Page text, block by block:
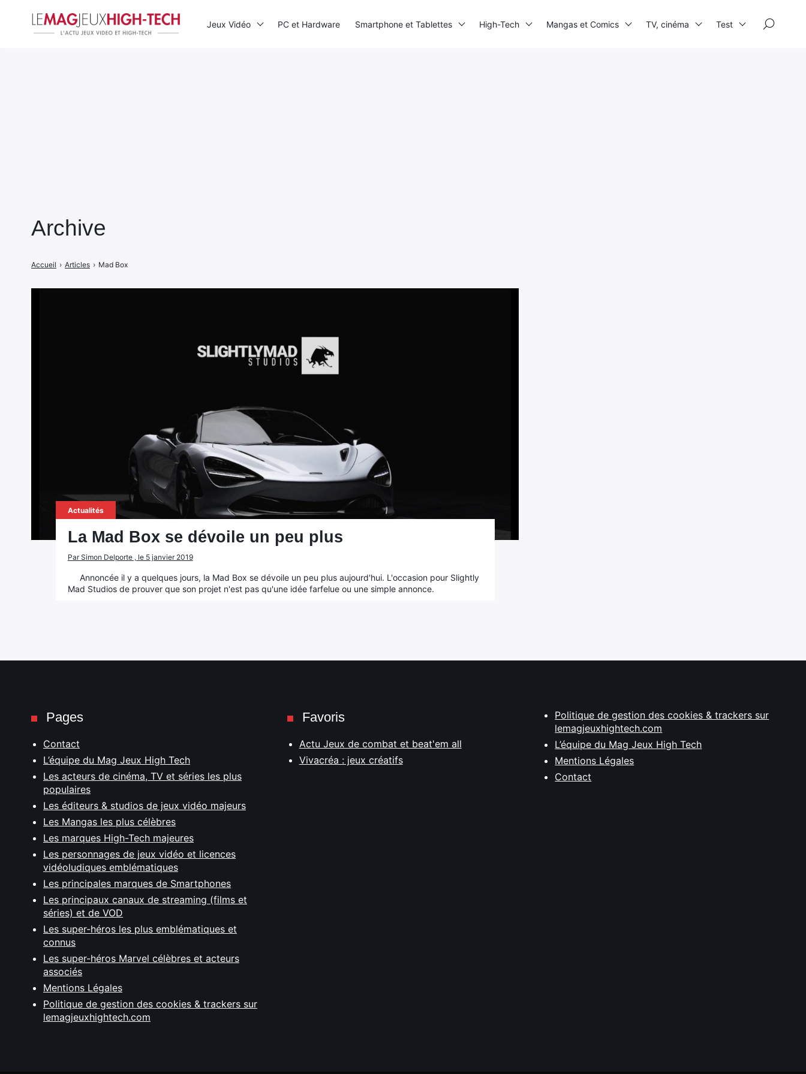
Archive
Accueil › Articles › Mad Box
Actualités
La Mad Box se dévoile un peu plus
Par Simon Delporte , le 5 janvier 2019
Annoncée il y a quelques jours, la Mad Box se dévoile un peu plus aujourd'hui. L'occasion pour Slightly
Mad Studios de prouver que son projet n'est pas qu'une idée farfelue ou une simple annonce.
Jeux Vidéo PC et Hardware Smartphone et Tablettes High-Tech Mangas et Comics TV, cinéma Test
Pages
Contact
L’équipe du Mag Jeux High Tech
Les acteurs de cinéma, TV et séries les plus
populaires
Les éditeurs & studios de jeux vidéo majeurs
Les Mangas les plus célèbres
Les marques High-Tech majeures
Les personnages de jeux vidéo et licences
vidéoludiques emblématiques
Les principales marques de Smartphones
Les principaux canaux de streaming (films et
séries) et de VOD
Les super-héros les plus emblématiques et
connus
Les super-héros Marvel célèbres et acteurs
associés
Mentions Légales
Politique de gestion des cookies & trackers sur
lemagjeuxhightech.com
Favoris
Actu Jeux de combat et beat'em all
Vivacréa : jeux créatifs
Politique de gestion des cookies & trackers sur
lemagjeuxhightech.com
L’équipe du Mag Jeux High Tech
Mentions Légales
Contact